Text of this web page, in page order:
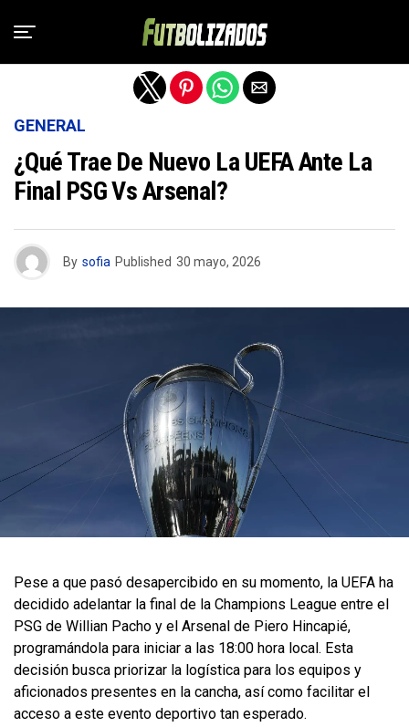
GENERAL
¿Qué Trae De Nuevo La UEFA Ante La
Final PSG Vs Arsenal?
By sofia Published 30 mayo, 2026
Pese a que pasó desapercibido en su momento, la UEFA ha
decidido adelantar la final de la Champions League entre el
PSG de Willian Pacho y el Arsenal de Piero Hincapié,
programándola para iniciar a las 18:00 hora local. Esta
decisión busca priorizar la logística para los equipos y
aficionados presentes en la cancha, así como facilitar el
acceso a este evento deportivo tan esperado.
Salir de la versión móvil